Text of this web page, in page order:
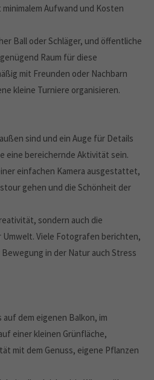
Aufwand und Kosten
Ball oder Schläger, und öffentliche
Raum für diese
mit Freunden oder Nachbarn
kleine Turniere organisieren.
sind und ein Auge für Details
eine bereichernde Aktivität sein.
einfachen Kamera ausgestattet,
gehen und die Schönheit der
sondern auch die
Viele Fotografen berichten,
in der Natur auch Stress
dem eigenen Balkon, im
einer kleinen Grünfläche,
mit dem Genuss, eigene Pflanzen